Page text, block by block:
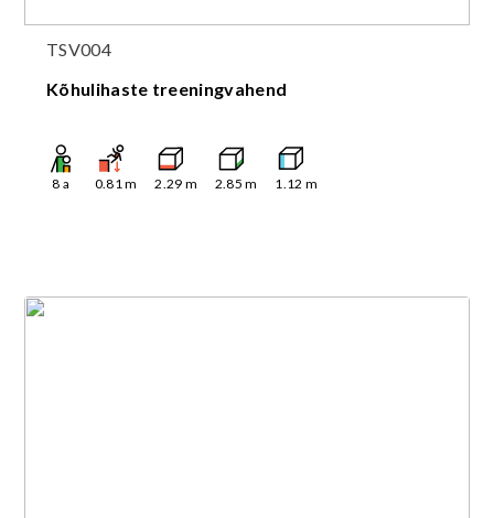
TSV004
Kõhulihaste treeningvahend
8 a 0.81m 2.29 m 2.85 m 1.12 m